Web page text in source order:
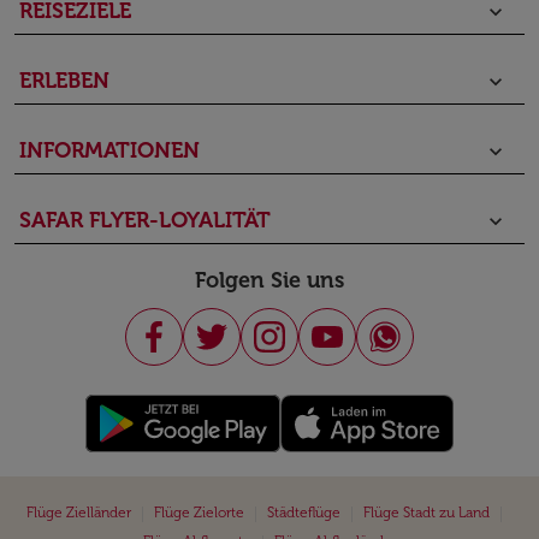
REISEZIELE keyboard_arrow_down
ERLEBEN keyboard_arrow_down
INFORMATIONEN keyboard_arrow_down
SAFAR FLYER-LOYALITÄT keyboard_arrow_down
Folgen Sie uns
Flüge Zielländer Flüge Zielorte Städteflüge Flüge Stadt zu Land